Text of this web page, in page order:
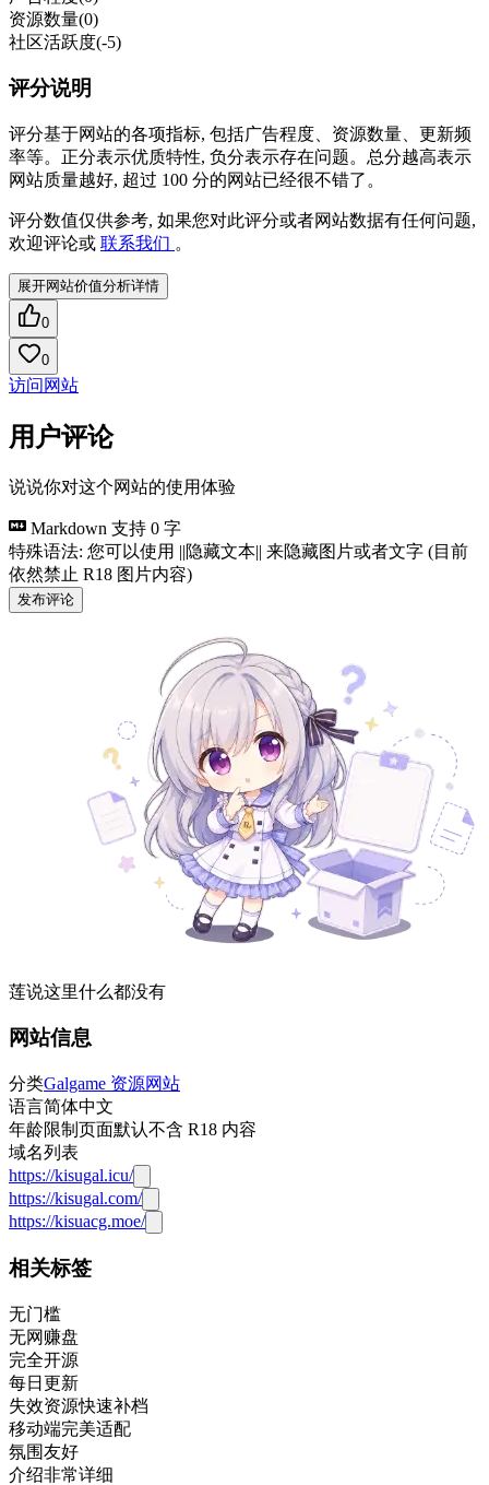
资源数量(0)
社区活跃度(-5)
评分说明
评分基于网站的各项指标, 包括广告程度、资源数量、更新频
率等。正分表示优质特性, 负分表示存在问题。总分越高表示
网站质量越好, 超过 100 分的网站已经很不错了。
评分数值仅供参考, 如果您对此评分或者网站数据有任何问题,
欢迎评论或 联系我们 。
展开网站价值分析详情
0
0
访问网站
用户评论
说说你对这个网站的使用体验
Markdown 支持 0 字
特殊语法: 您可以使用 ||隐藏文本|| 来隐藏图片或者文字 (目前
依然禁止 R18 图片内容)
发布评论
莲说这里什么都没有
网站信息
分类Galgame 资源网站
语言简体中文
年龄限制 页面默认不含 R18 内容
域名列表
https://kisugal.icu/
https://kisugal.com/
https://kisuacg.moe/
相关标签
无门槛
无网赚盘
完全开源
每日更新
失效资源快速补档
移动端完美适配
氛围友好
介绍非常详细